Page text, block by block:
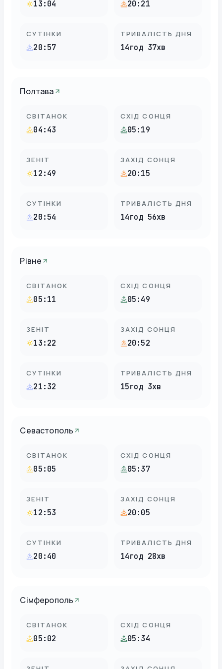
13:04 20:21
СУТІНКИ
20:57
ТРИВАЛІСТЬ ДНЯ
14год 37хв
Полтава
СВІТАНОК
04:43
СХІД СОНЦЯ
05:19
ЗЕНІТ
12:49
ЗАХІД СОНЦЯ
20:15
СУТІНКИ
20:54
ТРИВАЛІСТЬ ДНЯ
14год 56хв
Рівне
СВІТАНОК
05:11
СХІД СОНЦЯ
05:49
ЗЕНІТ
13:22
ЗАХІД СОНЦЯ
20:52
СУТІНКИ
21:32
ТРИВАЛІСТЬ ДНЯ
15год 3хв
Севастополь
СВІТАНОК
05:05
СХІД СОНЦЯ
05:37
ЗЕНІТ
12:53
ЗАХІД СОНЦЯ
20:05
СУТІНКИ
20:40
ТРИВАЛІСТЬ ДНЯ
14год 28хв
Сімферополь
СВІТАНОК
05:02
СХІД СОНЦЯ
05:34